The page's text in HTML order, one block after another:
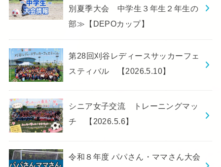
別夏季大会 中学生３年生２年生の
部≫【DEPOカップ】
第28回刈谷レディースサッカーフェ
スティバル 【2026.5.10】
シニア女子交流 トレーニングマッ
チ 【2026.5.6】
令和８年度 パパさん・ママさん大会